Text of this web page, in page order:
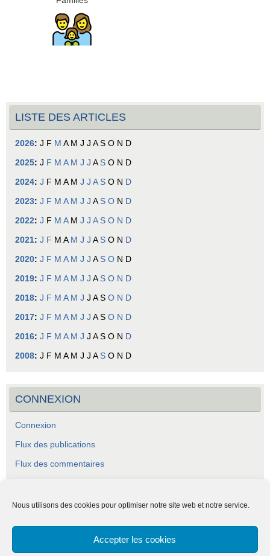
Nous utilisons des cookies pour optimiser notre site web et notre service.
Accepter les cookies
LISTE DES ARTICLES
2026: J F M A M J J A S O N D
2025: J F M A M J J A S O N D
2024: J F M A M J J A S O N D
2023: J F M A M J J A S O N D
2022: J F M A M J J A S O N D
2021: J F M A M J J A S O N D
2020: J F M A M J J A S O N D
2019: J F M A M J J A S O N D
2018: J F M A M J J A S O N D
2017: J F M A M J J A S O N D
2016: J F M A M J J A S O N D
2008: J F M A M J J A S O N D
CONNEXION
Connexion
Flux des publications
Flux des commentaires